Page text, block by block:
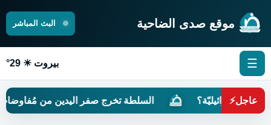
موقع صدى الضاحية البث المباشر
☰ بيروت ☀ 29°
عاجل⚡
إسرائيليّة؟ السلطة تخرج صفر اليدين من مُفاوضات روما